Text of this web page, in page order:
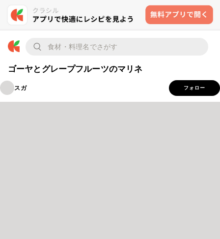
ゴーヤとグレープフルーツのマリネ
スガ フォロー